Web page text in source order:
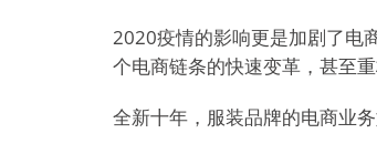
2020疫情的影响更是加剧了电
个电商链条的快速变革，甚至
全新十年，服装品牌的电商业